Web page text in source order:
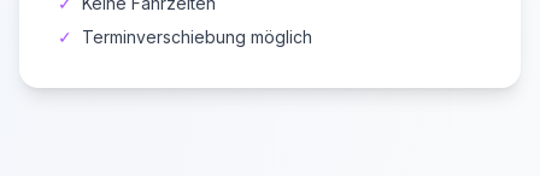
✓
Terminverschiebung möglich